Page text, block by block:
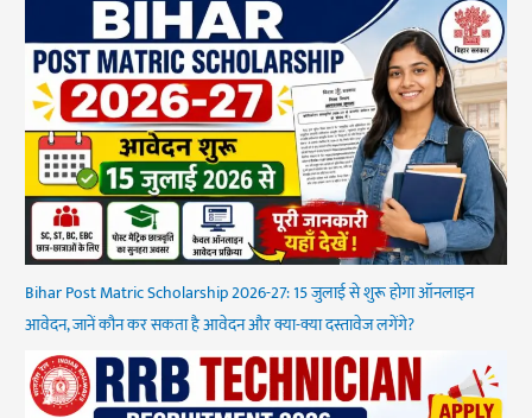
Bihar Post Matric Scholarship 2026-27: 15 जुलाई से शुरू होगा ऑनलाइन
आवेदन, जानें कौन कर सकता है आवेदन और क्या-क्या दस्तावेज लगेंगे?